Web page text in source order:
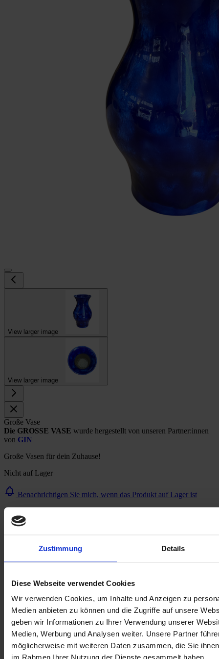
Zustimmung Details
Diese Webseite verwendet Cookies
Wir verwenden Cookies, um Inhalte und Anzeigen zu
Medien anbieten zu können und die Zugriffe auf unsere
geben wir Informationen zu Ihrer Verwendung unserer
Medien, Werbung und Analysen weiter. Unsere Partner
möglicherweise mit weiteren Daten zusammen, die Sie
im Rahmen Ihrer Nutzung der Dienste gesammelt haben.
View larger image
View larger image
Große Vase
Die GROSSE VASE wurde hergestellt von unseren Partner:innen
von GIN
Große Vasen für dein Zuhause!
Nicht auf Lager
Benachrichtigen Sie mich, wenn das Produkt auf Lager ist
SKU
m2100000130603
Beschreibung
Große Vasen, große Blumen, großartiger Stil!
Unsere Vasen sind die besten Freunde deiner Blumen, denn sie bieten ihnen
Raum zum Blühen und Gedeihen.
Maße:
Höhe: 28 cm
Durchmesser: 14,5 cm